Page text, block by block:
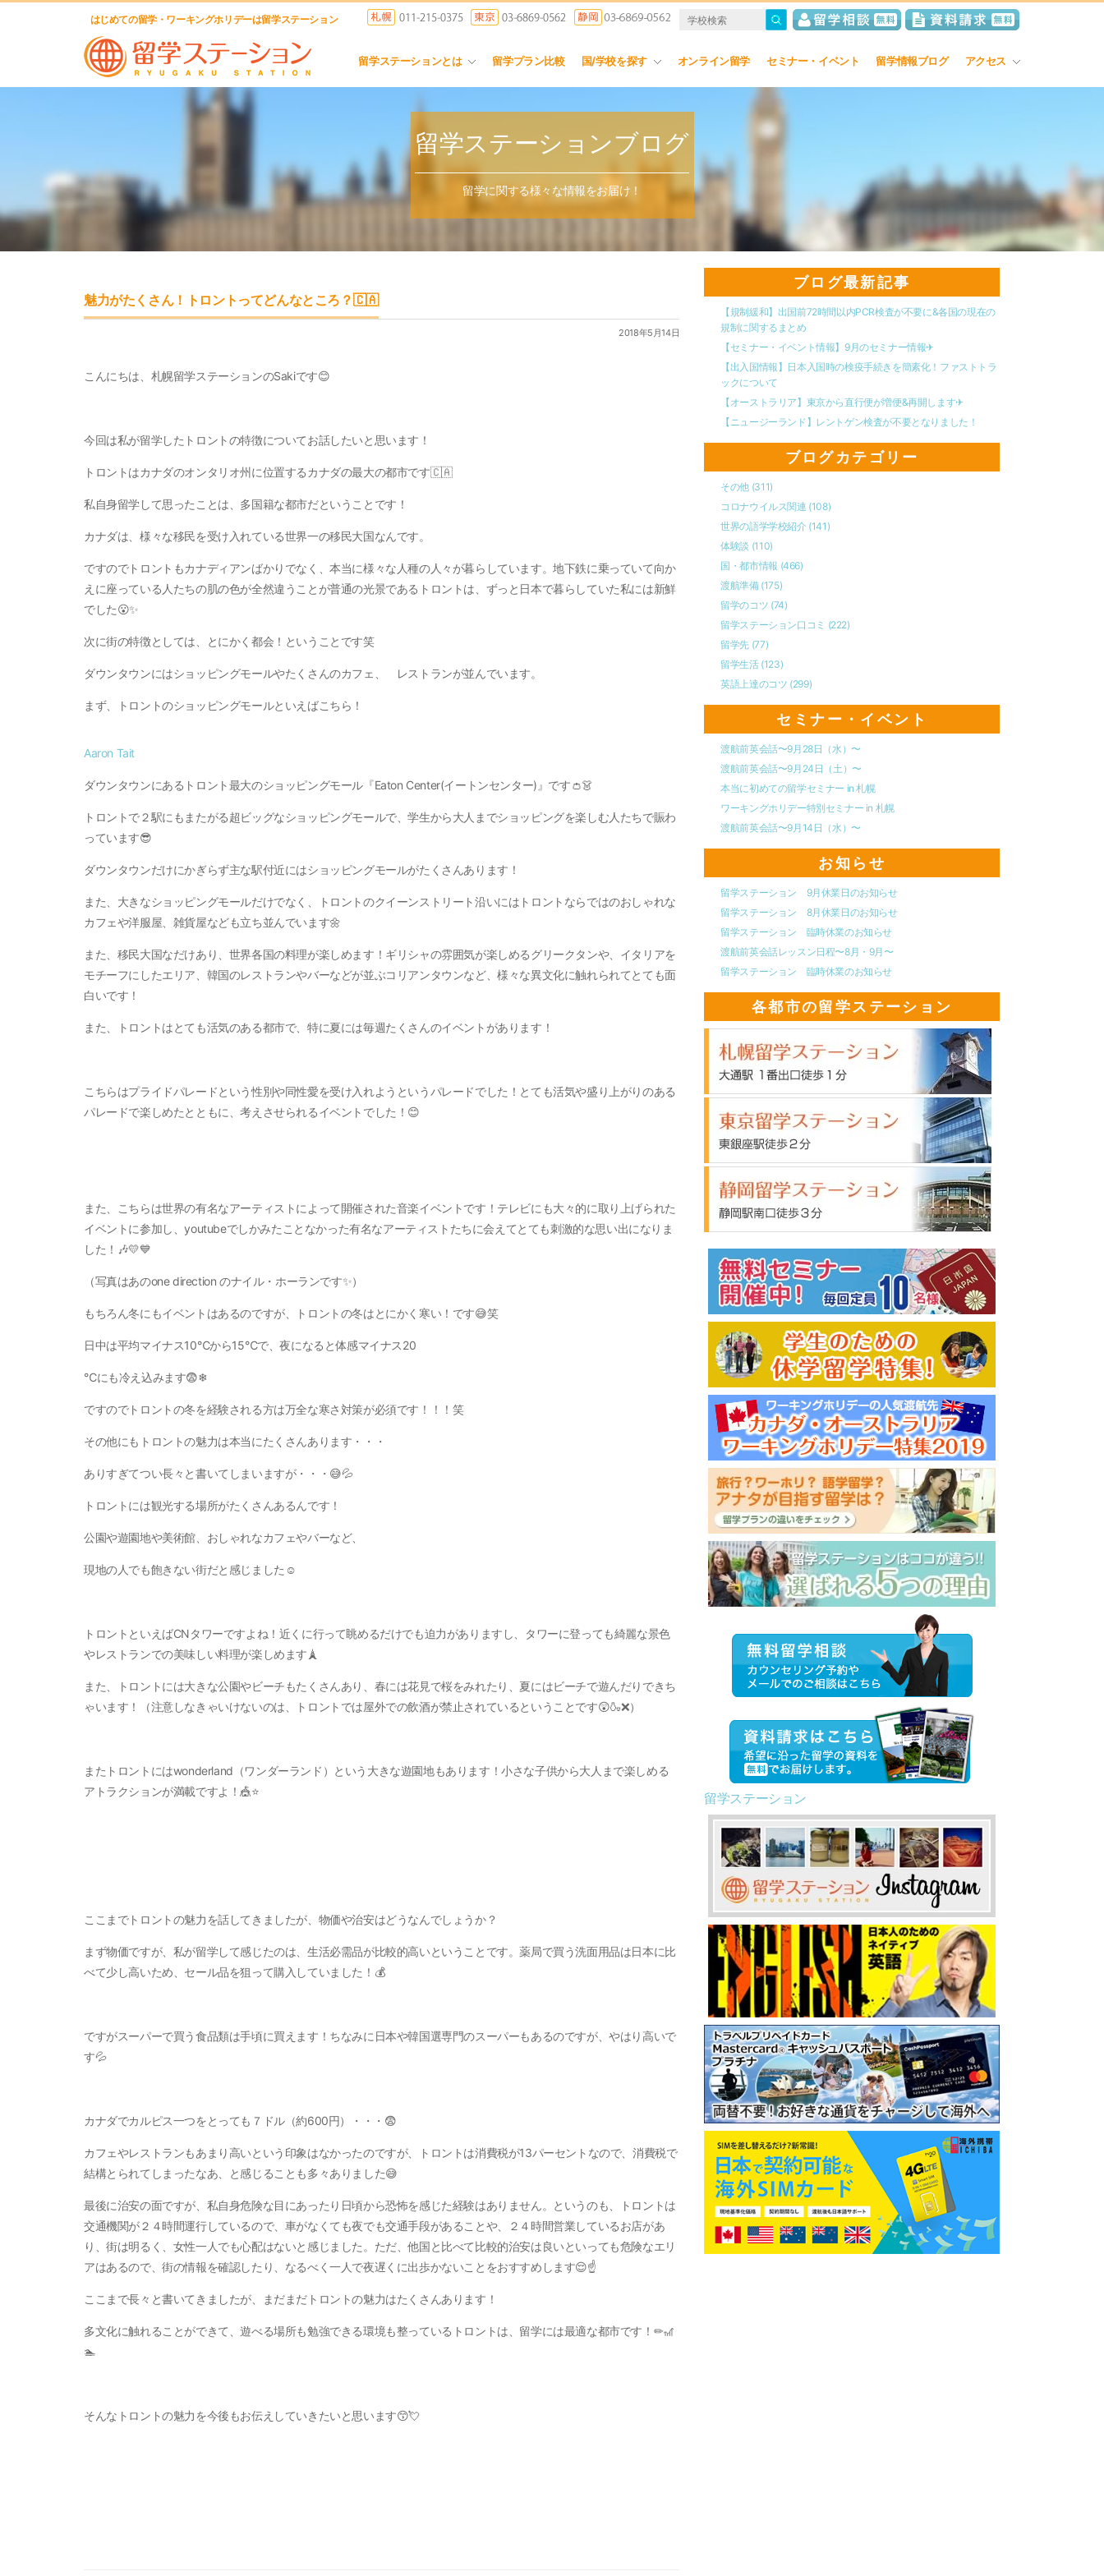
はじめての留学・ワーキングホリデーは留学ステーション
留学ステーションとは 留学プラン比較 国/学校を探す オンライン留学 セミナー・イベント 留学情報ブログ アクセス
留学ステーションブログ
留学に関する様々な情報をお届け！
魅力がたくさん！トロントってどんなところ？🇨🇦
2018年5月14日
こんにちは、札幌留学ステーションのSakiです😊
今回は私が留学したトロントの特徴についてお話したいと思います！
トロントはカナダのオンタリオ州に位置するカナダの最大の都市です🇨🇦
私自身留学して思ったことは、多国籍な都市だということです！
カナダは、様々な移民を受け入れている世界一の移民大国なんです。
ですのでトロントもカナディアンばかりでなく、本当に様々な人種の人々が暮らしています。地下鉄に乗っていて向か
えに座っている人たちの肌の色が全然違うことが普通の光景であるトロントは、ずっと日本で暮らしていた私には新鮮
でした😮✨
次に街の特徴としては、とにかく都会！ということです笑
ダウンタウンにはショッピングモールやたくさんのカフェ、 レストランが並んでいます。
まず、トロントのショッピングモールといえばこちら！
Aaron Tait
ダウンタウンにあるトロント最大のショッピングモール『Eaton Center(イートンセンター)』です👛👗
トロントで２駅にもまたがる超ビッグなショッピングモールで、学生から大人までショッピングを楽しむ人たちで賑わ
っています😎
ダウンタウンだけにかぎらず主な駅付近にはショッピングモールがたくさんあります！
また、大きなショッピングモールだけでなく、トロントのクイーンストリート沿いにはトロントならではのおしゃれな
カフェや洋服屋、雑貨屋なども立ち並んでいます🌼
また、移民大国なだけあり、世界各国の料理が楽しめます！ギリシャの雰囲気が楽しめるグリークタンや、イタリアを
モチーフにしたエリア、韓国のレストランやバーなどが並ぶコリアンタウンなど、様々な異文化に触れられてとても面
白いです！
また、トロントはとても活気のある都市で、特に夏には毎週たくさんのイベントがあります！
こちらはプライドパレードという性別や同性愛を受け入れようというパレードでした！とても活気や盛り上がりのある
パレードで楽しめたとともに、考えさせられるイベントでした！😊
また、こちらは世界の有名なアーティストによって開催された音楽イベントです！テレビにも大々的に取り上げられた
イベントに参加し、youtubeでしかみたことなかった有名なアーティストたちに会えてとても刺激的な思い出になりま
した！🎶💛💙
（写真はあのone direction のナイル・ホーランです✨）
もちろん冬にもイベントはあるのですが、トロントの冬はとにかく寒い！です😅笑
日中は平均マイナス10℃から15℃で、夜になると体感マイナス20
℃にも冷え込みます😨❄
ですのでトロントの冬を経験される方は万全な寒さ対策が必須です！！！笑
その他にもトロントの魅力は本当にたくさんあります・・・
ありすぎてつい長々と書いてしまいますが・・・😅💦
トロントには観光する場所がたくさんあるんです！
公園や遊園地や美術館、おしゃれなカフェやバーなど、
現地の人でも飽きない街だと感じました☺
トロントといえばCNタワーですよね！近くに行って眺めるだけでも迫力がありますし、タワーに登っても綺麗な景色
やレストランでの美味しい料理が楽しめます🗼
また、トロントには大きな公園やビーチもたくさんあり、春には花見で桜をみれたり、夏にはビーチで遊んだりできち
ゃいます！（注意しなきゃいけないのは、トロントでは屋外での飲酒が禁止されているということです😲🍶❌）
またトロントにはwonderland（ワンダーランド）という大きな遊園地もあります！小さな子供から大人まで楽しめる
アトラクションが満載ですよ！🎪⭐
ここまでトロントの魅力を話してきましたが、物価や治安はどうなんでしょうか？
まず物価ですが、私が留学して感じたのは、生活必需品が比較的高いということです。薬局で買う洗面用品は日本に比
べて少し高いため、セール品を狙って購入していました！💰
ですがスーパーで買う食品類は手頃に買えます！ちなみに日本や韓国選専門のスーパーもあるのですが、やはり高いで
す💦
カナダでカルピス一つをとっても７ドル（約600円）・・・😨
カフェやレストランもあまり高いという印象はなかったのですが、トロントは消費税が13パーセントなので、消費税で
結構とられてしまったなあ、と感じることも多々ありました😅
最後に治安の面ですが、私自身危険な目にあったり日頃から恐怖を感じた経験はありません。というのも、トロントは
交通機関が２４時間運行しているので、車がなくても夜でも交通手段があることや、２４時間営業しているお店があ
り、街は明るく、女性一人でも心配はないと感じました。ただ、他国と比べて比較的治安は良いといっても危険なエリ
アはあるので、街の情報を確認したり、なるべく一人で夜遅くに出歩かないことをおすすめします😌☝
ここまで長々と書いてきましたが、まだまだトロントの魅力はたくさんあります！
多文化に触れることができて、遊べる場所も勉強できる環境も整っているトロントは、留学には最適な都市です！✏🎢
🏊
そんなトロントの魅力を今後もお伝えしていきたいと思います😙💘
ブログ最新記事
【規制緩和】出国前72時間以内PCR検査が不要に&各国の現在の
規制に関するまとめ
【セミナー・イベント情報】9月のセミナー情報✈︎
【出入国情報】日本入国時の検疫手続きを簡素化！ファストトラ
ックについて
【オーストラリア】東京から直行便が増便&再開します✈︎
【ニュージーランド】レントゲン検査が不要となりました！
ブログカテゴリー
その他 (311)
コロナウイルス関連 (108)
世界の語学学校紹介 (141)
体験談 (110)
国・都市情報 (466)
渡航準備 (175)
留学のコツ (74)
留学ステーション口コミ (222)
留学先 (77)
留学生活 (123)
英語上達のコツ (299)
セミナー・イベント
渡航前英会話〜9月28日（水）〜
渡航前英会話〜9月24日（土）〜
本当に初めての留学セミナー in 札幌
ワーキングホリデー特別セミナー in 札幌
渡航前英会話〜9月14日（水）〜
お知らせ
留学ステーション 9月休業日のお知らせ
留学ステーション 8月休業日のお知らせ
留学ステーション 臨時休業のお知らせ
渡航前英会話レッスン日程〜8月・9月〜
留学ステーション 臨時休業のお知らせ
各都市の留学ステーション
留学ステーション